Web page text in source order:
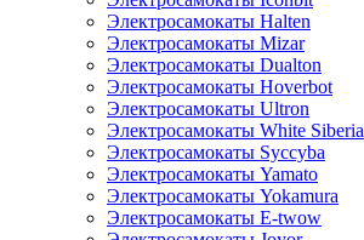
Электросамокаты Halten
Электросамокаты Mizar
Электросамокаты Dualton
Электросамокаты Hoverbot
Электросамокаты Ultron
Электросамокаты White Siberia
Электросамокаты Syccyba
Электросамокаты Yamato
Электросамокаты Yokamura
Электросамокаты E-twow